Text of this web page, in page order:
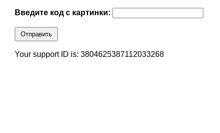
Введите код с картинки:
Отправить
Your support ID is: 3804625387112033268